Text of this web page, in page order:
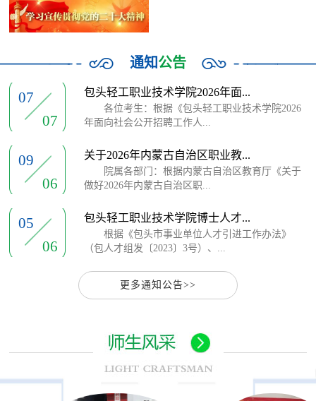
通知公告
07
07
包头轻工职业技术学院2026年面...
各位考生：根据《包头轻工职业技术学院2026
年面向社会公开招聘工作人...
09
06
关于2026年内蒙古自治区职业教...
院属各部门：根据内蒙古自治区教育厅《关于
做好2026年内蒙古自治区职...
05
06
包头轻工职业技术学院博士人才...
根据《包头市事业单位人才引进工作办法》
（包人才组发〔2023〕3号）、...
更多通知公告>>